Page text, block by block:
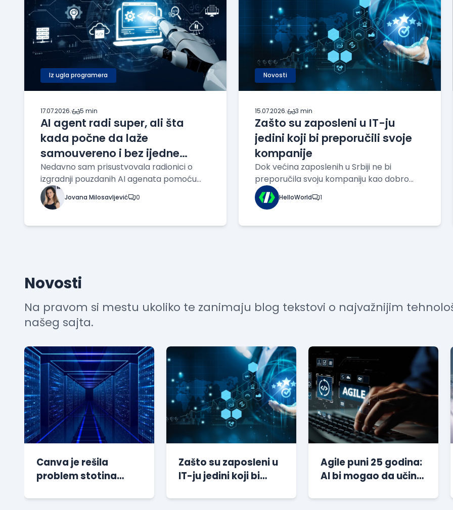
Iz ugla programera
17.07.2026.· 5 min
AI agent radi super, ali šta
kada počne da laže
samouvereno i bez ijedne
greške u logovima
Nedavno sam prisustvovala radionici o
izgradnji pouzdanih AI agenata pomoću
Jave i LangChain4J. Glavni utisak koji sam
ponela nije sam protokol pozivanja LLM
lakši deo posla. Problem nastaje kada taj
Jovana Milosavljević 0
Novosti
15.07.2026.· 3 min
Zašto su zaposleni u IT-ju
jedini koji bi preporučili svoje
kompanije
Dok većina zaposlenih u Srbiji ne bi
preporučila svoju kompaniju kao dobro
mesto za rad, IT sektor predstavlja
izuzetak. Prema istraživanju „Šta to rade
sproveli Infostud, Tim centar, Rezilient i
HelloWorld 1
Novosti
Na pravom si mestu ukoliko te zanimaju blog tekstovi o najvažnijim
našeg sajta.
Canva je rešila
problem stotina
dodatnog
Zašto su zaposleni u
IT-ju jedini koji bi
kompanije
Agile puni 25 godina:
AI bi mogao da učini
važnijom nego ikada